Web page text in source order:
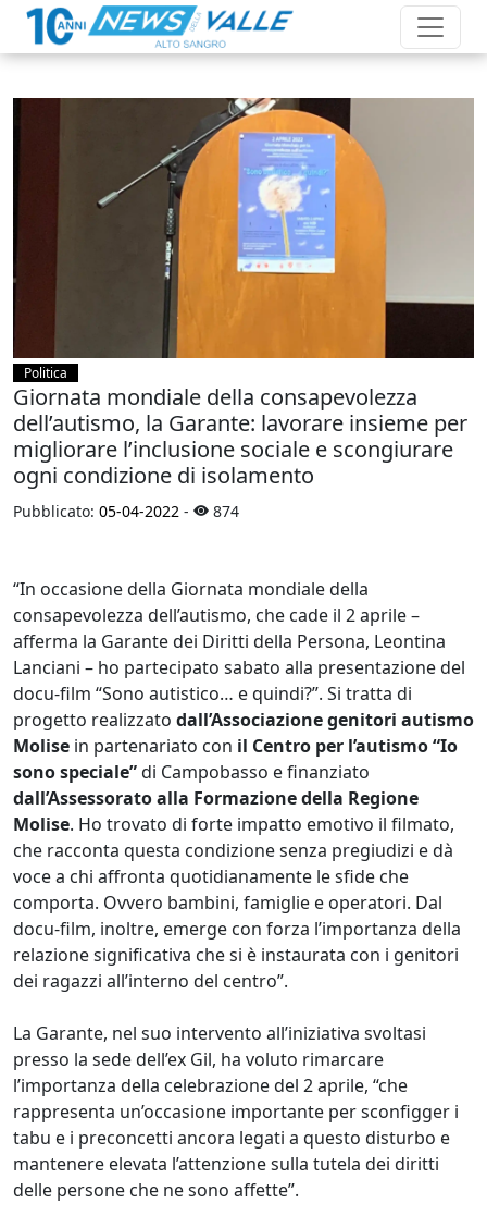
Politica
Giornata mondiale della consapevolezza
dell’autismo, la Garante: lavorare insieme per
migliorare l’inclusione sociale e scongiurare
ogni condizione di isolamento
Pubblicato: 05-04-2022 - 874
“In occasione della Giornata mondiale della
consapevolezza dell’autismo, che cade il 2 aprile –
afferma la Garante dei Diritti della Persona, Leontina
Lanciani – ho partecipato sabato alla presentazione del
docu-film “Sono autistico… e quindi?”. Si tratta di
progetto realizzato dall’Associazione genitori autismo
Molise in partenariato con il Centro per l’autismo “Io
sono speciale”di Campobasso e finanziato
dall’Assessorato alla Formazione della Regione
Molise. Ho trovato di forte impatto emotivo il filmato,
che racconta questa condizione senza pregiudizi e dà
voce a chi affronta quotidianamente le sfide che
comporta. Ovvero bambini, famiglie e operatori. Dal
docu-film, inoltre, emerge con forza l’importanza della
relazione significativa che si è instaurata con i genitori
dei ragazzi all’interno del centro”.
La Garante, nel suo intervento all’iniziativa svoltasi
presso la sede dell’ex Gil, ha voluto rimarcare
l’importanza della celebrazione del 2 aprile, “che
rappresenta un’occasione importante per sconfigger i
tabu e i preconcetti ancora legati a questo disturbo e
mantenere elevata l’attenzione sulla tutela dei diritti
delle persone che ne sono affette”.